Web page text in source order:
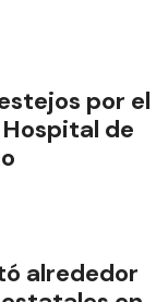
por el
de
alrededor